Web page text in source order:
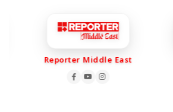
Reporter Middle East